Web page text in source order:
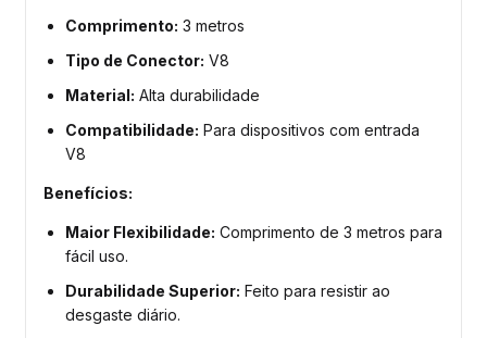
Comprimento: 3 metros
Tipo de Conector: V8
Material: Alta durabilidade
Compatibilidade: Para dispositivos com entrada
V8
Benefícios:
Maior Flexibilidade: Comprimento de 3 metros para
fácil uso.
Durabilidade Superior: Feito para resistir ao
desgaste diário.